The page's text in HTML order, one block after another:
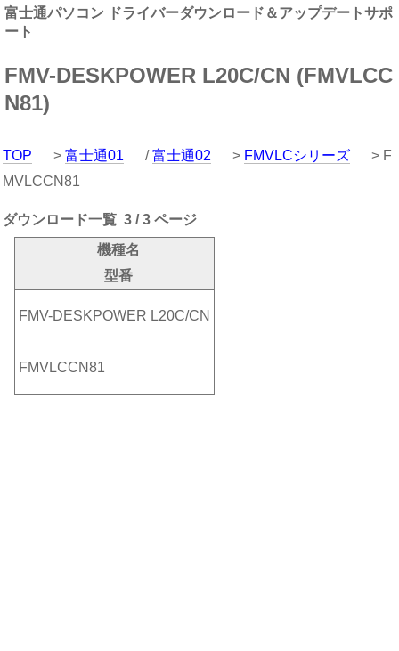
富士通パソコン ドライバーダウンロード＆アップデートサポ
ート
FMV-DESKPOWER L20C/CN (FMVLCC
N81)
TOP > 富士通01 /富士通02 > FMVLCシリーズ
> F
MVLCCN81
ダウンロード一覧 3 / 3 ページ
機種名
型番
FMV-DESKPOWER L20C/CN
FMVLCCN81